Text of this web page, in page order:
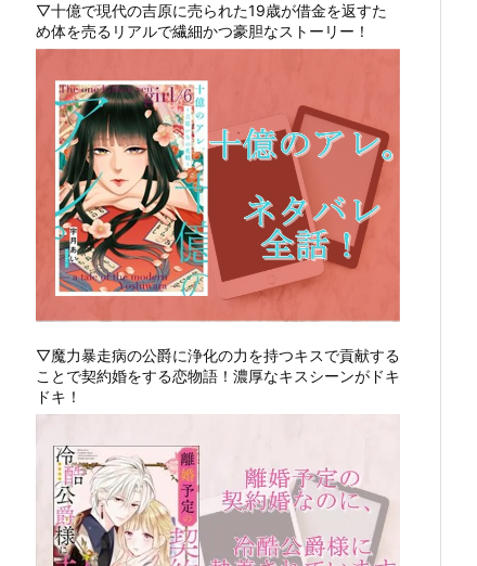
▽十億で現代の吉原に売られた19歳が借金を返すた
め体を売るリアルで繊細かつ豪胆なストーリー！
▽魔力暴走病の公爵に浄化の力を持つキスで貢献する
ことで契約婚をする恋物語！濃厚なキスシーンがドキ
ドキ！